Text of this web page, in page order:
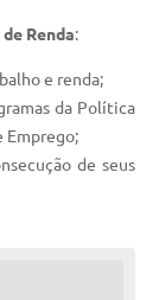
Renda:
e renda;
da Política
Emprego;
de seus